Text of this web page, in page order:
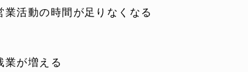
業活動の時間が足りなくなる
業が増える